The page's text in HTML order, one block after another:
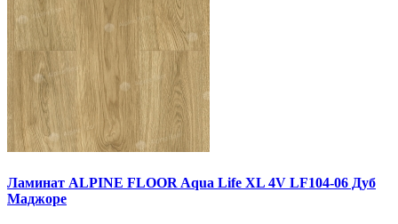
Ламинат ALPINE FLOOR Aqua Life XL 4V LF104-06 Дуб
Маджоре